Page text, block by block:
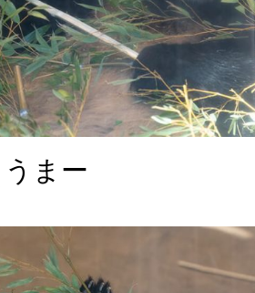
うまー